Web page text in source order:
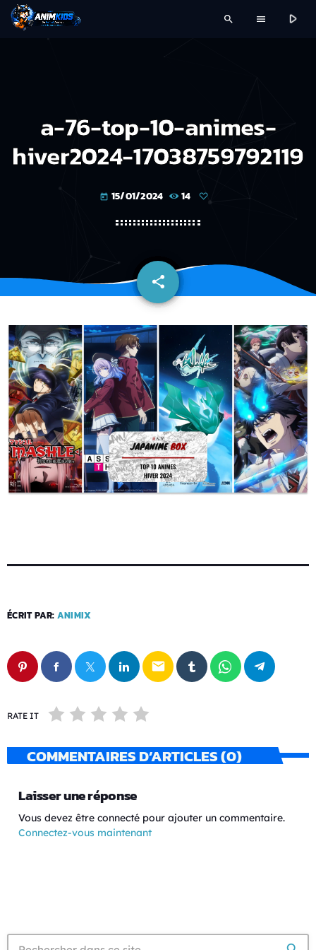
search menu play_arrow
a-76-top-10-animes-
hiver2024-17038759792119
today 15/01/2024 14
share
email
ÉCRIT PAR: ANIMIX
email
RATE IT
COMMENTAIRES D’ARTICLES (0)
Laisser une réponse
Vous devez être connecté pour ajouter un commentaire.
Connectez-vous maintenant